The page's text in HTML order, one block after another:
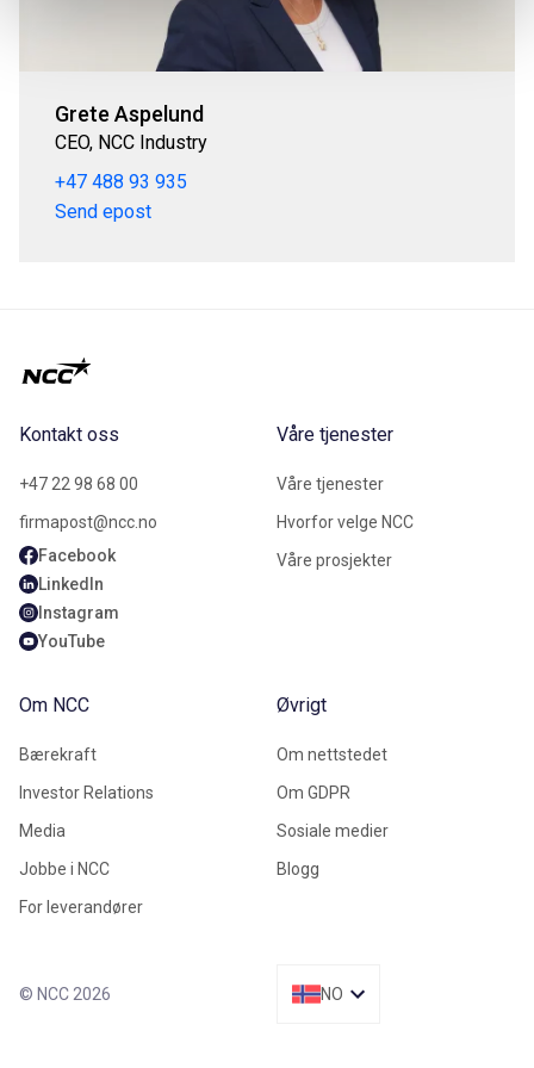
Grete Aspelund
CEO, NCC Industry
+47 488 93 935
Send epost
Kontakt oss
+47 22 98 68 00
firmapost@ncc.no
Facebook
LinkedIn
Instagram
YouTube
Våre tjenester
Våre tjenester
Hvorfor velge NCC
Våre prosjekter
Om NCC
Bærekraft
Investor Relations
Media
Jobbe i NCC
For leverandører
Øvrigt
Om nettstedet
Om GDPR
Sosiale medier
Blogg
© NCC 2026 NO